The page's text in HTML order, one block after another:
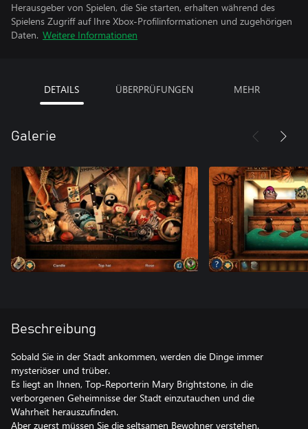
Herausgeber von Spielen, die Sie starten, erhalten während des
Spielens Zugriff auf Ihre Xbox-Profilinformationen und zugehörigen
Daten. Weitere Informationen
DETAILS ÜBERPRÜFUNGEN MEHR
Galerie
Beschreibung
Sobald Sie in der Stadt ankommen, werden die Dinge immer
mysteriöser und trüber.
Es liegt an Ihnen, Top-Reporterin Mary Brightstone, in die
verborgenen Geheimnisse der Stadt einzutauchen und die
Wahrheit herauszufinden.
Aber zuerst müssen Sie die seltsamen Bewohner verstehen.